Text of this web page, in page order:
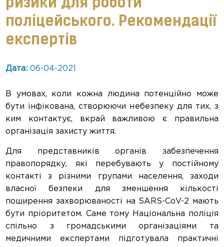
ризики для роботи
поліцейського. Рекомендації
експертів
Дата: 06-04-2021
В умовах, коли кожна людина потенційно може
бути інфікована, створюючи небезпеку для тих, з
ким контактує, вкрай важливою є правильна
організація захисту життя.
Для представників органів забезпечення
правопорядку, які перебувають у постійному
контакті з різними групами населення, заходи
власної безпеки для зменшення кількості
поширення захворюваності на SARS-CoV-2 мають
бути пріоритетом. Саме тому Національна поліція
спільно з громадськими організаціями та
медичними експертами підготувала практичні